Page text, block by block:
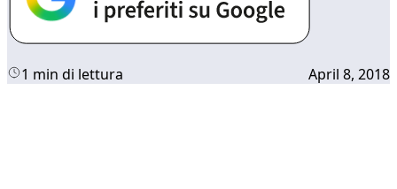
1 min di lettura April 8, 2018